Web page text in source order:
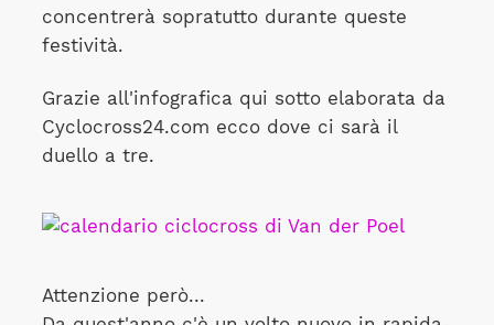
concentrerà sopratutto durante queste
festività.
Grazie all'infografica qui sotto elaborata da
Cyclocross24.com ecco dove ci sarà il
duello a tre.
Attenzione però...